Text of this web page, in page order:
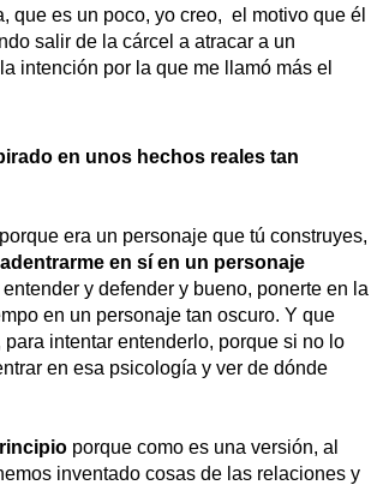
que es un poco, yo creo, el motivo que él
salir de la cárcel a atracar a un
intención por la que me llamó más el
en unos hechos reales tan
era un personaje que tú construyes,
en sí en un personaje
y defender y bueno, ponerte en la
en un personaje tan oscuro. Y que
intentar entenderlo, porque si no lo
en esa psicología y ver de dónde
porque como es una versión, al
inventado cosas de las relaciones y